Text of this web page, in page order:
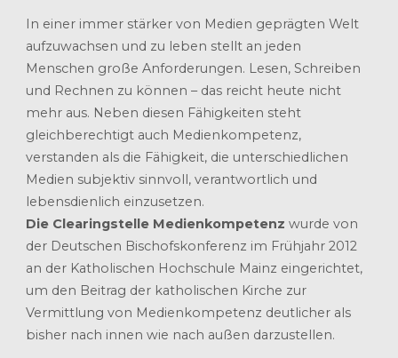
In einer immer stärker von Medien geprägten Welt
aufzuwachsen und zu leben stellt an jeden
Menschen große Anforderungen. Lesen, Schreiben
und Rechnen zu können – das reicht heute nicht
mehr aus. Neben diesen Fähigkeiten steht
gleichberechtigt auch Medienkompetenz,
verstanden als die Fähigkeit, die unterschiedlichen
Medien subjektiv sinnvoll, verantwortlich und
lebensdienlich einzusetzen.
Die Clearingstelle Medienkompetenz wurde von
der Deutschen Bischofskonferenz im Frühjahr 2012
an der Katholischen Hochschule Mainz eingerichtet,
um den Beitrag der katholischen Kirche zur
Vermittlung von Medienkompetenz deutlicher als
bisher nach innen wie nach außen darzustellen.